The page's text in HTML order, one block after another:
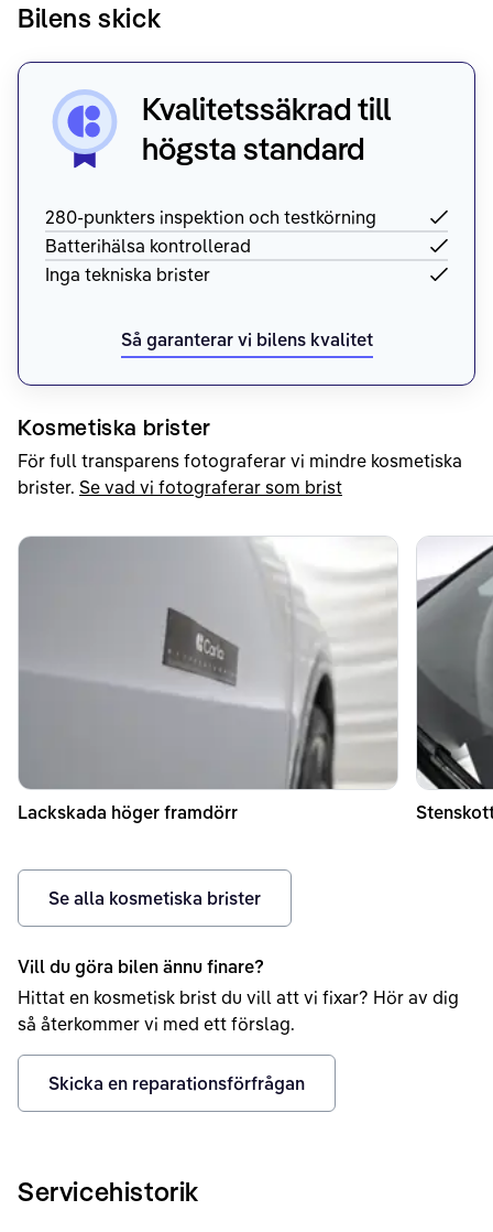
Bilens skick
Kvalitetssäkrad till
högsta standard
280-punkters inspektion och testkörning
Batterihälsa kontrollerad
Inga tekniska brister
Så garanterar vi bilens kvalitet
Kosmetiska brister
För full transparens fotograferar vi mindre kosmetiska
brister. Se vad vi fotograferar som brist
Lackskada höger framdörr
Se alla kosmetiska brister
Vill du göra bilen ännu finare?
Hittat en kosmetisk brist du vill att vi fixar? Hör av dig
så återkommer vi med ett förslag.
Skicka en reparationsförfrågan
Servicehistorik